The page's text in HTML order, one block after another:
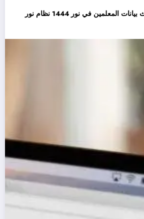
طريقة تحديث بيانات المعلمين في نور 1444 نظام نور